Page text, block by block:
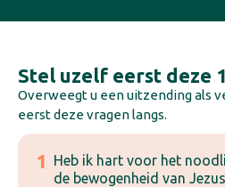
Stel uzelf eerst deze
Overweegt u een uitzending als
eerst deze vragen langs.
1
Heb ik hart voor het
de bewogenheid van